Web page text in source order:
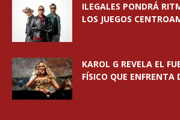
ILEGALES PONDRÁ
LOS JUEGOS
KAROL G REVELA EL
FÍSICO QUE ENFRENTA